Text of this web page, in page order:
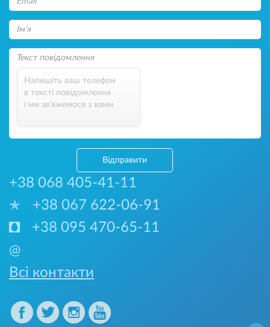
Напишіть ваш телефон
в тексті повідомлення
і ми зв’яжемося з вами
Відправити
+38 068 405-41-11
+38 067 622-06-91
+38 095 470-65-11
@
Всі контакти